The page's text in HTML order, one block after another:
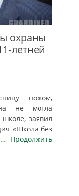
охраны
ножом,
не могла
школе, заявил
«Школа без
… Продолжить